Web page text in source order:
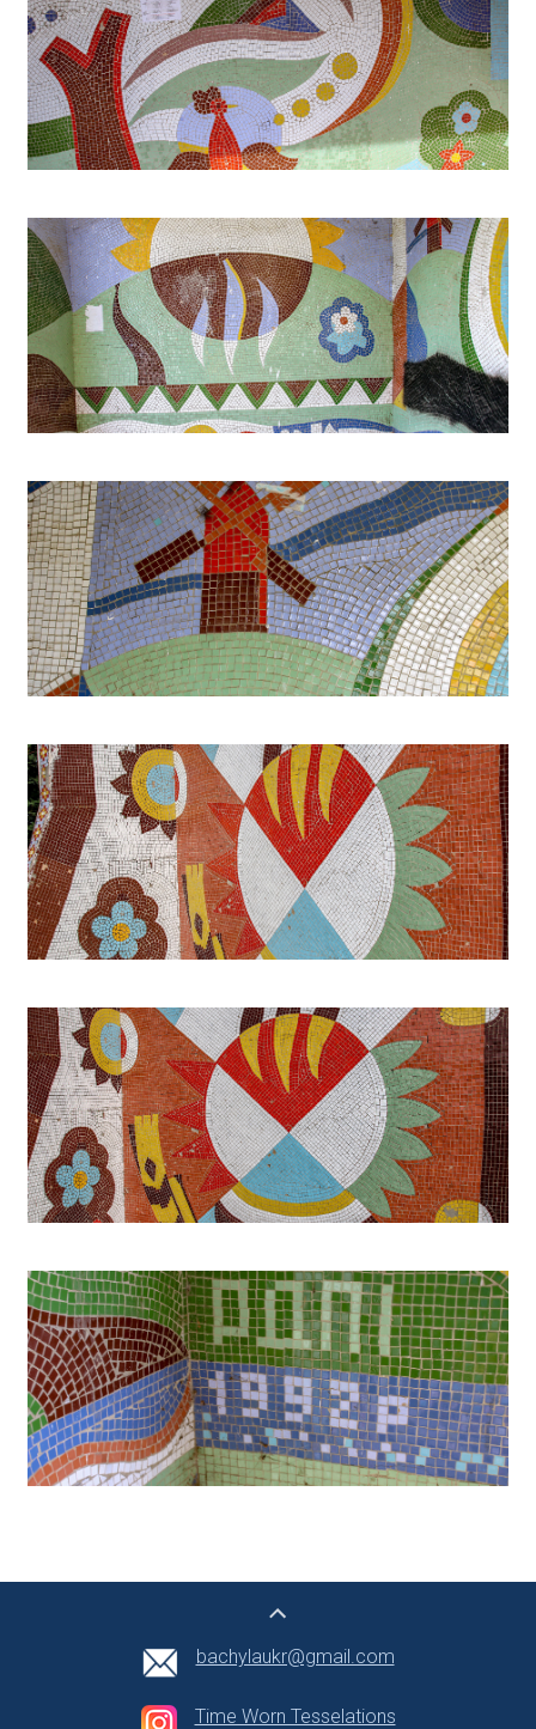
bachylaukr@gmail.com
Time Worn Tesselations